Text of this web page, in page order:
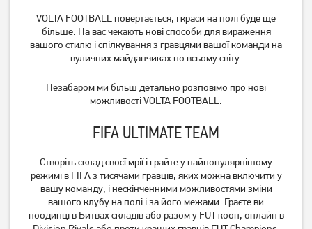
VOLTA FOOTBALL повертається, і краси на полі буде ще
більше. На вас чекають нові способи для вираження
вашого стилю і спілкування з гравцями вашої команди на
вуличних майданчиках по всьому світу.
Незабаром ми більш детально розповімо про нові
можливості VOLTA FOOTBALL.
FIFA ULTIMATE TEAM
Створіть склад своєї мрії і грайте у найпопулярнішому
режимі в FIFA з тисячами гравців, яких можна включити у
вашу команду, і нескінченними можливостями зміни
вашого клубу на полі і за його межами. Граєте ви
поодинці в Битвах складів або разом у FUT кооп, онлайн в